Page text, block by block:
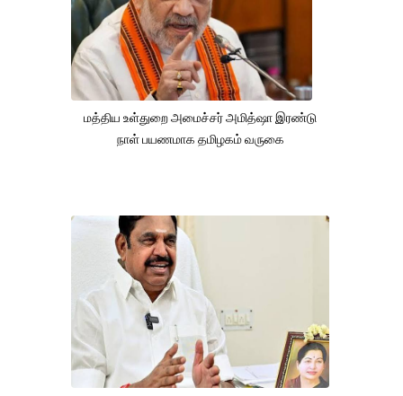
மத்திய உள்துறை அமைச்சர் அமித்ஷா இரண்டு
நாள் பயணமாக தமிழகம் வருகை